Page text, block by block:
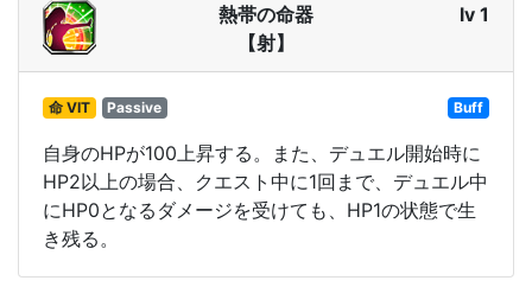
熱帯の命器
【射】
lv 1
命 VIT Passive Buff
自身のHPが100上昇する。また、デュエル開始時に
HP2以上の場合、クエスト中に1回まで、デュエル中
にHP0となるダメージを受けても、HP1の状態で生
き残る。